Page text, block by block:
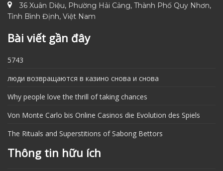
36 Xuân Diệu, Phường Hải Cảng, Thành Phố Quy Nhơn,
Tỉnh Bình Định, Việt Nam
Bài viết gần đây
5743
люди возвращаются в казино снова и снова
Why people love the thrill of taking chances
Von Monte Carlo bis Online Casinos die Evolution des Spiels
The Rituals and Superstitions of Sabong Bettors
Thông tin hữu ích